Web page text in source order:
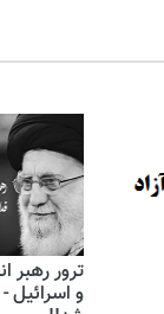
ترور رهبر
و اسرائیل